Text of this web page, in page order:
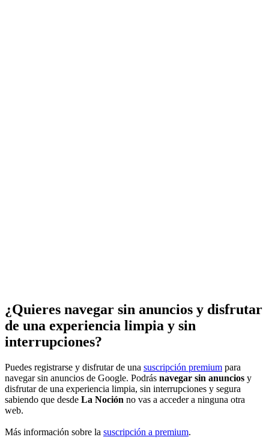
¿Quieres navegar sin anuncios y disfrutar
de una experiencia limpia y sin
interrupciones?
Puedes registrarse y disfrutar de una suscripción premium para
navegar sin anuncios de Google. Podrás navegar sin anuncios y
disfrutar de una experiencia limpia, sin interrupciones y segura
sabiendo que desde La Noción no vas a acceder a ninguna otra
web.
Más información sobre la suscripción a premium.